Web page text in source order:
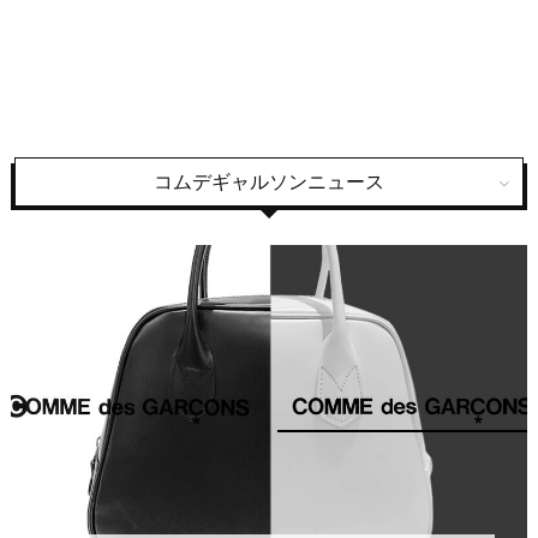
コムデギャルソンニュース